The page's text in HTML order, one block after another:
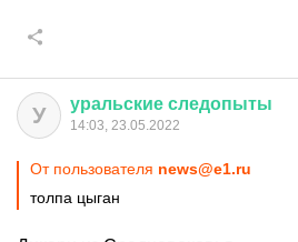
У уральские следопыты
14:03, 23.05.2022
От пользователя news@e1.ru
толпа цыган